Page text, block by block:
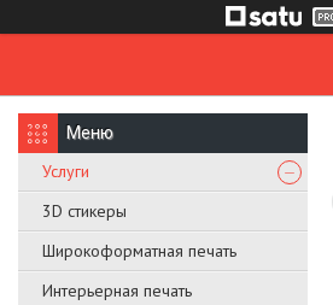
Услуги
3D стикеры
Широкоформатная печать
Интерьерная печать